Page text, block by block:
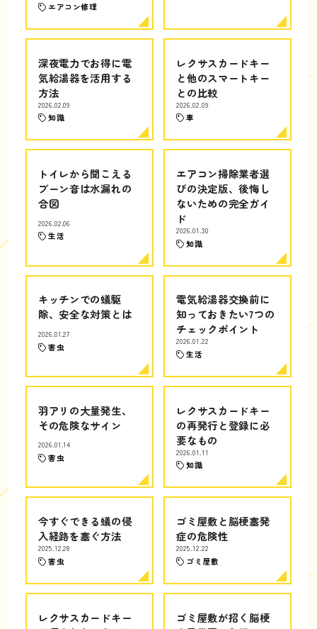
エアコン修理
深夜電力でお得に電
気給湯器を活用する
方法
2026.02.09
知識
レクサスカードキー
と他のスマートキー
との比較
2026.02.09
車
トイレから聞こえる
ブーン音は水漏れの
合図
2026.02.06
生活
エアコン掃除業者選
びの決定版、後悔し
ないための完全ガイ
ド
2026.01.30
知識
キッチンでの蟻駆
除、安全な対策とは
2026.01.27
害虫
電気給湯器交換前に
知っておきたい7つの
チェックポイント
2026.01.22
生活
羽アリの大量発生、
その危険なサイン
2026.01.14
害虫
レクサスカードキー
の再発行と登録に必
要なもの
2026.01.11
知識
今すぐできる蟻の侵
入経路を塞ぐ方法
2025.12.28
害虫
ゴミ屋敷と脳梗塞発
症の危険性
2025.12.22
ゴミ屋敷
レクサスカードキー
ゴミ屋敷が招く脳梗